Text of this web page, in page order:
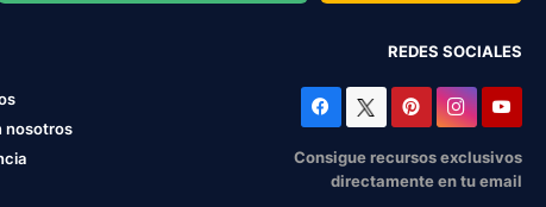
nosotros
REDES SOCIALES
Consigue recursos exclusivos
directamente en tu email